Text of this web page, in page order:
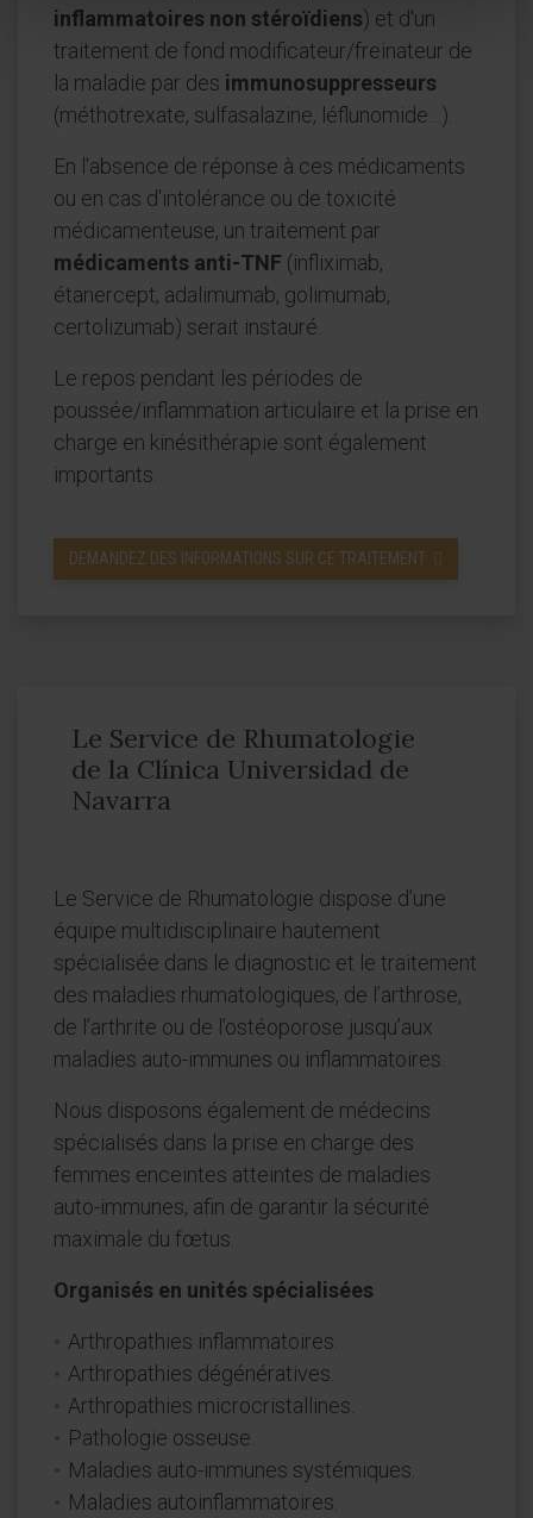
inflammatoires non stéroïdiens) et d'un
traitement de fond modificateur/freinateur de
la maladie par des immunosuppresseurs
(méthotrexate, sulfasalazine, léflunomide…).
En l'absence de réponse à ces médicaments
ou en cas d'intolérance ou de toxicité
médicamenteuse, un traitement par
médicaments anti-TNF (infliximab,
étanercept, adalimumab, golimumab,
certolizumab) serait instauré.
Le repos pendant les périodes de
poussée/inflammation articulaire et la prise en
charge en kinésithérapie sont également
importants.
DEMANDEZ DES INFORMATIONS SUR CE TRAITEMENT
Le Service de Rhumatologie
de la Clínica Universidad de
Navarra
Le Service de Rhumatologie dispose d’une
équipe multidisciplinaire hautement
spécialisée dans le diagnostic et le traitement
des maladies rhumatologiques, de l’arthrose,
de l’arthrite ou de l’ostéoporose jusqu’aux
maladies auto-immunes ou inflammatoires.
Nous disposons également de médecins
spécialisés dans la prise en charge des
femmes enceintes atteintes de maladies
auto-immunes, afin de garantir la sécurité
maximale du fœtus.
Organisés en unités spécialisées
Arthropathies inflammatoires.
Arthropathies dégénératives.
Arthropathies microcristallines.
Pathologie osseuse.
Maladies auto-immunes systémiques.
Maladies autoinflammatoires.